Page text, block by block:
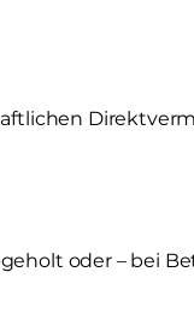
oder – bei